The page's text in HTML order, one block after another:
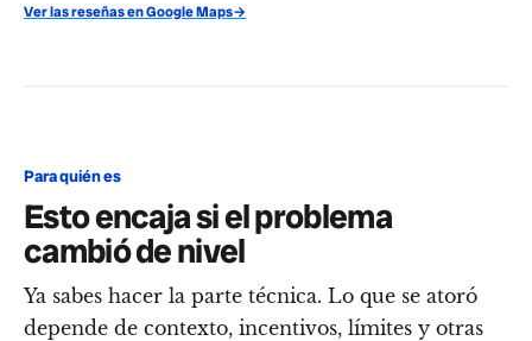
Ver las reseñas en Google Maps→
Para quién es
Esto encaja si el problema
cambió de nivel
Ya sabes hacer la parte técnica. Lo que se atoró
depende de contexto, incentivos, límites y otras